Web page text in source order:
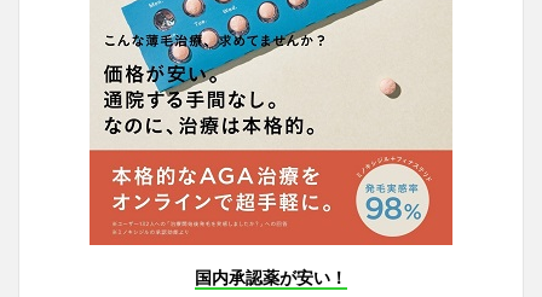
国内承認薬が安い！